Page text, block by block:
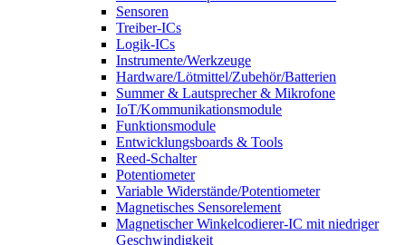
Sensoren
Treiber-ICs
Logik-ICs
Instrumente/Werkzeuge
Hardware/Lötmittel/Zubehör/Batterien
Summer & Lautsprecher & Mikrofone
IoT/Kommunikationsmodule
Funktionsmodule
Entwicklungsboards & Tools
Reed-Schalter
Potentiometer
Variable Widerstände/Potentiometer
Magnetisches Sensorelement
Magnetischer Winkelcodierer-IC mit niedriger
Geschwindigkeit